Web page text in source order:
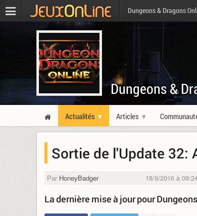
Dungeons & Dragons
Dungeons &
Actualités Articles
Sortie de l'Update 32:
Par HoneyBadger 18/9/2016 à
La dernière mise à jour pour